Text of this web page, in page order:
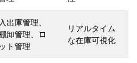
入出庫管理、
卸管理、ロ
ット管理
リアルタイム
な在庫可視化